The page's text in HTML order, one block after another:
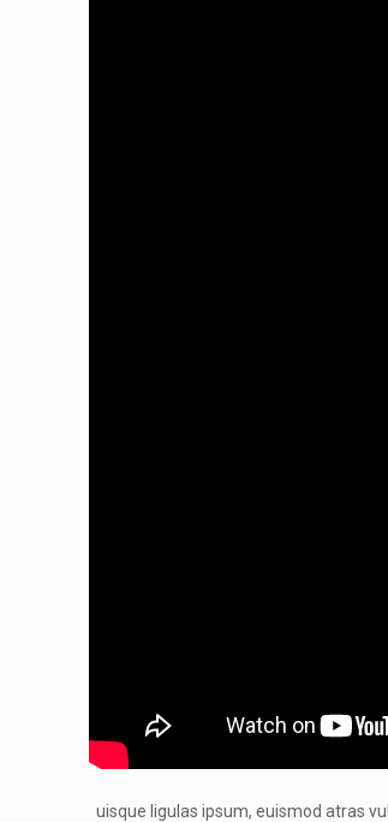
uisque ligulas ipsum, euismod atras